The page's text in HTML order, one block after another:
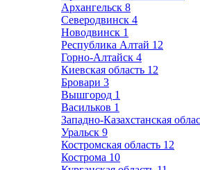
Архангельск 8
Северодвинск 4
Новодвинск 1
Республика Алтай 12
Горно-Алтайск 4
Киевская область 12
Бровари 3
Вышгород 1
Васильков 1
Западно-Казахстанская
Уральск 9
Костромская область 12
Кострома 10